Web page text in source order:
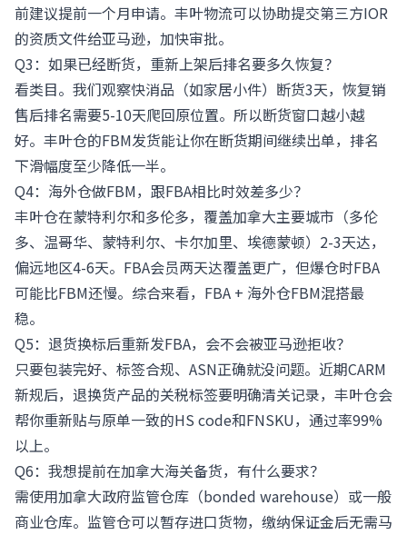
前建议提前一个月申请。丰叶物流可以协助提交第三方IOR
的资质文件给亚马逊，加快审批。
Q3：如果已经断货，重新上架后排名要多久恢复？
看类目。我们观察快消品（如家居小件）断货3天，恢复销
售后排名需要5-10天爬回原位置。所以断货窗口越小越
好。丰叶仓的FBM发货能让你在断货期间继续出单，排名
下滑幅度至少降低一半。
Q4：海外仓做FBM，跟FBA相比时效差多少？
丰叶仓在蒙特利尔和多伦多，覆盖加拿大主要城市（多伦
多、温哥华、蒙特利尔、卡尔加里、埃德蒙顿）2-3天达，
偏远地区4-6天。FBA会员两天达覆盖更广，但爆仓时FBA
可能比FBM还慢。综合来看，FBA + 海外仓FBM混搭最
稳。
Q5：退货换标后重新发FBA，会不会被亚马逊拒收？
只要包装完好、标签合规、ASN正确就没问题。近期CARM
新规后，退换货产品的关税标签要明确清关记录，丰叶仓会
帮你重新贴与原单一致的HS code和FNSKU，通过率99%
以上。
Q6：我想提前在加拿大海关备货，有什么要求？
需使用加拿大政府监管仓库（bonded warehouse）或一般
商业仓库。监管仓可以暂存进口货物，缴纳保证金后无需马